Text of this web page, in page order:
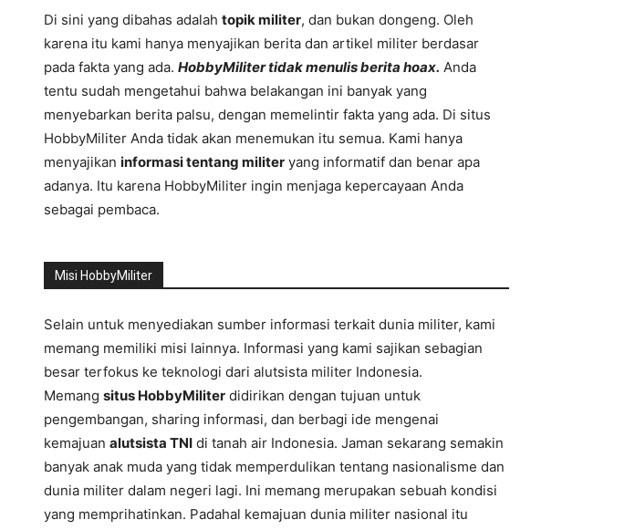
Di sini yang dibahas adalah topik militer, dan bukan dongeng. Oleh
karena itu kami hanya menyajikan berita dan artikel militer berdasar
pada fakta yang ada. HobbyMiliter tidak menulis berita hoax. Anda
tentu sudah mengetahui bahwa belakangan ini banyak yang
menyebarkan berita palsu, dengan memelintir fakta yang ada. Di situs
HobbyMiliter Anda tidak akan menemukan itu semua. Kami hanya
menyajikan informasi tentang militer yang informatif dan benar apa
adanya. Itu karena HobbyMiliter ingin menjaga kepercayaan Anda
sebagai pembaca.
Misi HobbyMiliter
Selain untuk menyediakan sumber informasi terkait dunia militer, kami
memang memiliki misi lainnya. Informasi yang kami sajikan sebagian
besar terfokus ke teknologi dari alutsista militer Indonesia.
Memang situs HobbyMiliter didirikan dengan tujuan untuk
pengembangan, sharing informasi, dan berbagi ide mengenai
kemajuan alutsista TNI di tanah air Indonesia. Jaman sekarang semakin
banyak anak muda yang tidak memperdulikan tentang nasionalisme dan
dunia militer dalam negeri lagi. Ini memang merupakan sebuah kondisi
yang memprihatinkan. Padahal kemajuan dunia militer nasional itu